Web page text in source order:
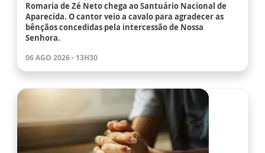
Romaria de Zé Neto chega ao Santuário Nacional de
Aparecida. O cantor veio a cavalo para agradecer as
bênçãos concedidas pela intercessão de Nossa
Senhora.
06 AGO 2026 - 13H30